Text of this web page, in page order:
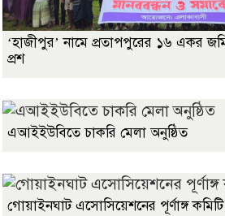
‘হাজীপুর’ নামে প্রতাপপুরের ১৬ একর
প্রশ
এআইইউবিতে চাকরি মেলা অনুষ্ঠিত
গোয়াইনঘাট এসোসিয়েশনের পূর্ণাঙ্গ